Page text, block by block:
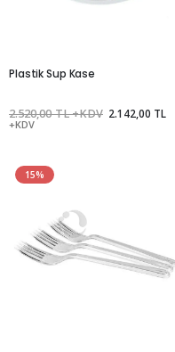
Plastik Sup Kase
2.520,00 TL +KDV 2.142,00 TL
+KDV
15%